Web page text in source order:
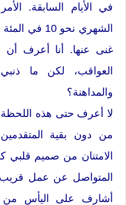
في الأيام السابقة.
الشهري نحو
غنى عنها. أنا أعرف
العواقب، لكن ما
والمداهنة؟
لا أعرف حتى هذه اللحظة
من دون بقية
الامتنان من صميم قلبي
المتواصل عن عمل قريب
أشارف على اليأس من